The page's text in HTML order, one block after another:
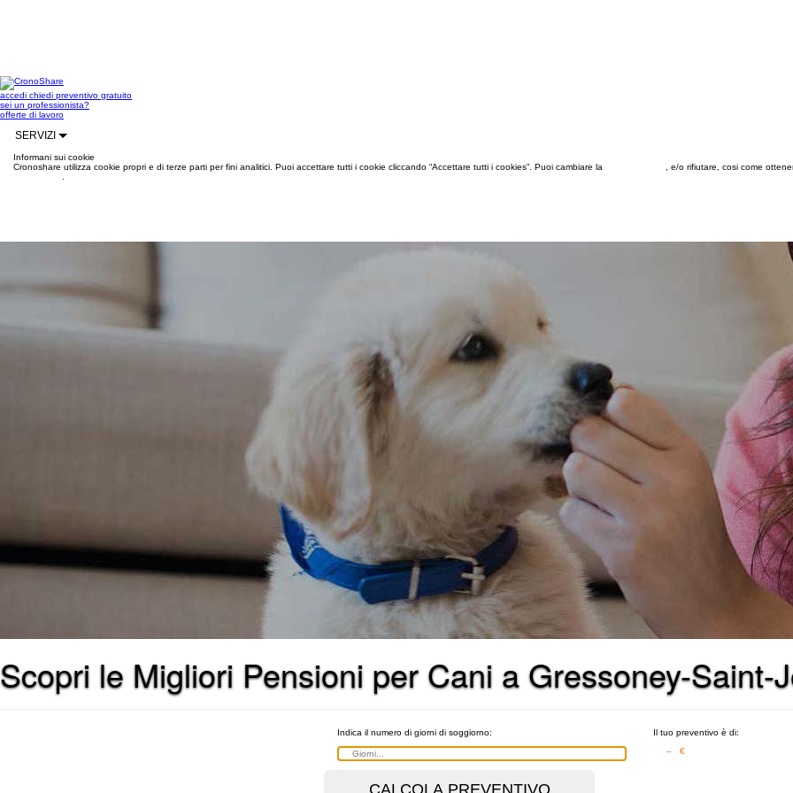
accedi chiedi preventivo gratuito
sei un professionista?
offerte di lavoro
SERVIZI
Informani sui cookie
Cronoshare utilizza cookie propri e di terze parti per fini analitici. Puoi accettare tutti i cookie cliccando “Accettare tutti i cookies”. Puoi cambiare la
, e/o rifiutare, cosi come
Scopri le Migliori Pensioni per Cani a Gressoney-Saint-
Indica il numero di giorni di soggiorno:
Il tuo preventivo è di:
– €